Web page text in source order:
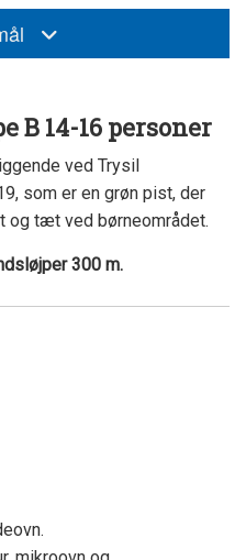
B 14-16 personer
ved Trysil
som er en grøn pist, der
og tæt ved børneområdet.
300 m.